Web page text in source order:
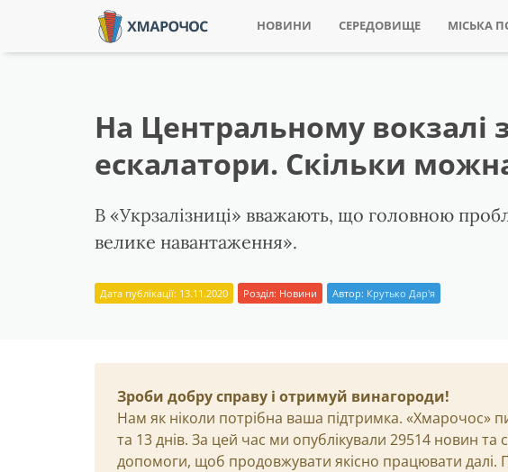
НОВИНИ СЕРЕДОВИЩЕ МІСЬКА
На Центральному вокзалі
ескалатори. Скільки
В «Укрзалізниці» вважають, що головною
велике навантаження».
Дата публікації: 13.11.2020 Розділ: Новини Автор: Крутько Дар'я
Зроби добру справу і отримуй винагороди!
Нам як ніколи потрібна ваша підтримка. «Хмарочос»
та 13 днів. За цей час ми опублікували 29514 новин
допомоги, щоб продовжувати якісно працювати далі.